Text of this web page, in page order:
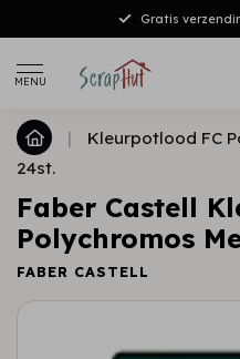
Gratis
MENU
|
Kleurpotlood FC
24st.
Faber Castell
Polychromos
FABER CASTELL